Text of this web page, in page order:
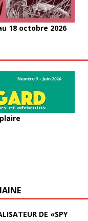
18 octobre 2026
DE «SPY